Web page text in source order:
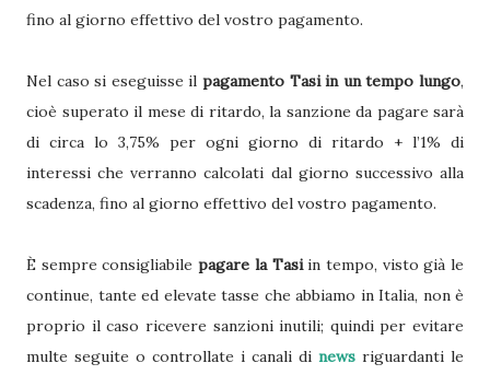
fino al giorno effettivo del vostro pagamento.
Nel caso si eseguisse il pagamento Tasi in un tempo lungo,
cioè superato il mese di ritardo, la sanzione da pagare sarà
di circa lo 3,75% per ogni giorno di ritardo + l’1% di
interessi che verranno calcolati dal giorno successivo alla
scadenza, fino al giorno effettivo del vostro pagamento.
È sempre consigliabilepagare la Tasiin tempo, visto già le
continue, tante ed elevate tasse che abbiamo in Italia, non è
proprio il caso ricevere sanzioni inutili; quindi per evitare
multe seguite o controllate i canali di news riguardanti le